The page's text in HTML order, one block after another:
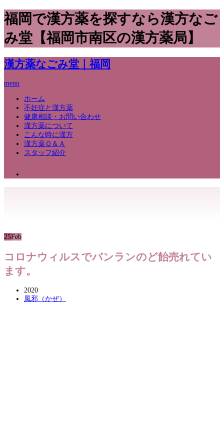
福岡で漢方薬を探すなら漢方なご
み堂【福岡市南区の漢方薬局】
漢方薬なごみ堂｜福岡
menu
ホーム
不妊症と漢方薬
健康相談・お問い合わせ
漢方薬について
こんな時に漢方
漢方薬Ｑ＆Ａ
スタッフ紹介
25Feb
コロナウィルスでバンランのど飴売れてい
ます。
2020
風邪（かぜ）